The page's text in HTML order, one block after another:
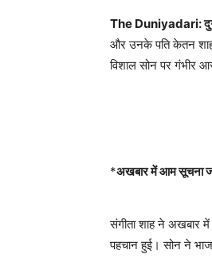
The Duniyadari:
और उनके पति केतन शाह
विशाल सोन पर गंभीर
*अखबार में आम सूचना
संगीता शाह ने अखबार
पहचान हुई। सोन ने